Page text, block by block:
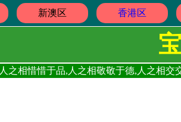
新澳区 香港区
人之相惜惜于品,人之相敬敬于德,人之相